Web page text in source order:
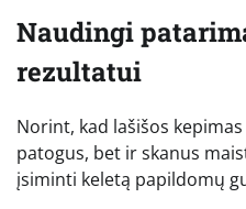
Naudingi
rezultatui
Norint, kad lašišos
patogus, bet ir skanus
įsiminti keletą papildomų